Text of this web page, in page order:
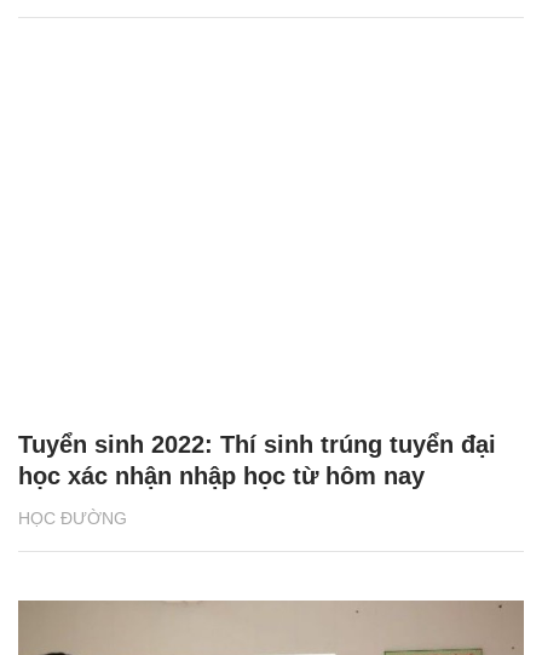
HỌC ĐƯỜNG
Tuyển sinh 2022: Thí sinh trúng tuyển đại
học xác nhận nhập học từ hôm nay